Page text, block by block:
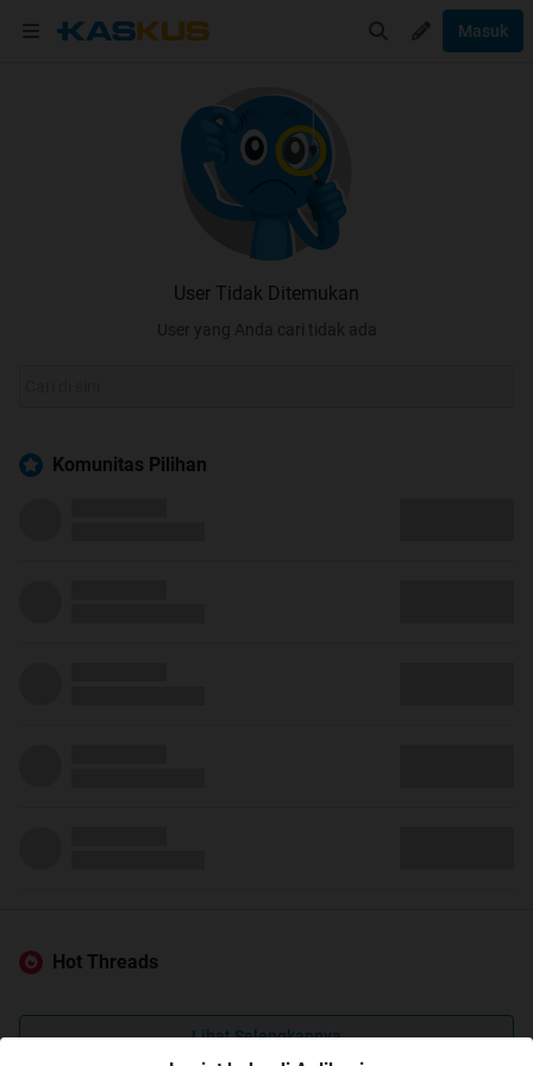
Masuk
User Tidak Ditemukan
User yang Anda cari tidak ada
Komunitas Pilihan
Hot Threads
Lihat Selengkapnya